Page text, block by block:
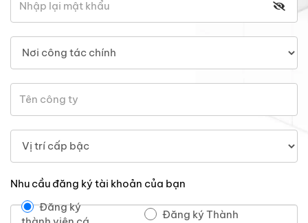
Nhu cầu đăng ký tài khoản của bạn
Đăng ký
Đăng ký Thành